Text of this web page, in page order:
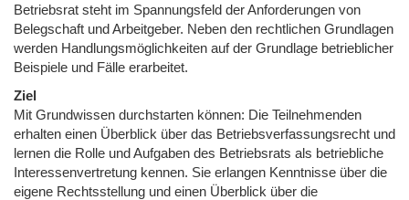
Betriebsrat steht im Spannungsfeld der Anforderungen von
Belegschaft und Arbeitgeber. Neben den rechtlichen Grundlagen
werden Handlungsmöglichkeiten auf der Grundlage betrieblicher
Beispiele und Fälle erarbeitet.
Ziel
Mit Grundwissen durchstarten können: Die Teilnehmenden
erhalten einen Überblick über das Betriebsverfassungsrecht und
lernen die Rolle und Aufgaben des Betriebsrats als betriebliche
Interessenvertretung kennen. Sie erlangen Kenntnisse über die
eigene Rechtsstellung und einen Überblick über die